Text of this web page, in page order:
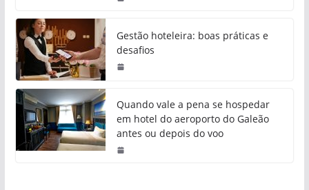
Gestão hoteleira: boas práticas e
desafios
Quando vale a pena se hospedar
em hotel do aeroporto do Galeão
antes ou depois do voo